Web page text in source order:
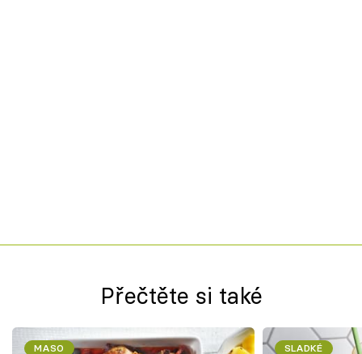
Přečtěte si také
MASO SLADKÉ